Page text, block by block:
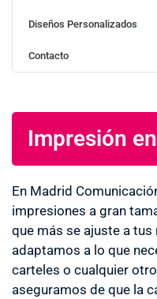
Diseños Personalizados
Contacto
Impresión
En Madrid
impresiones a gran
que más se ajuste a tus
adaptamos a lo que
carteles o cualquier
aseguramos de que la